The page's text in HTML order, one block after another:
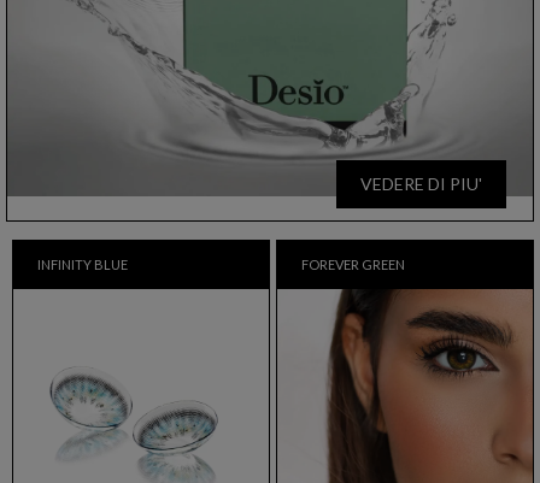
VEDERE DI PIU'
INFINITY BLUE FOREVER GREEN